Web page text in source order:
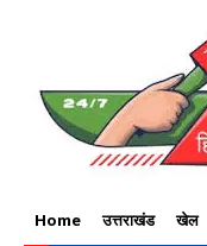
Home उत्तराखंड खेल